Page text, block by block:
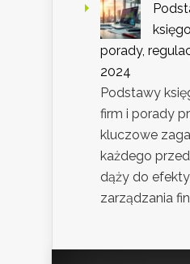
porady,
2024
Podstawy
firm i porady
kluczowe
każdego
dąży do
zarządzania